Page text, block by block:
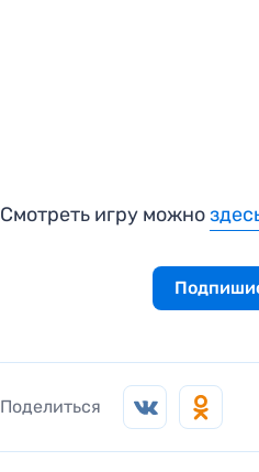
Смотреть игру можно
Поделиться